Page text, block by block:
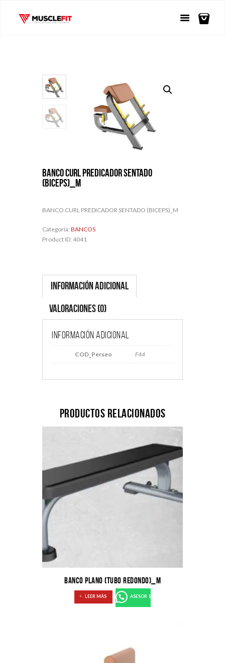
BANCO CURL PREDICADOR SENTADO
(BICEPS)_M
BANCO CURL PREDICADOR SENTADO (BICEPS)_M
Categoría: BANCOS
Product ID: 4041
Información adicional
Valoraciones (0)
Información adicional
COD_Perseo F44
Productos relacionados
BANCO PLANO (TUBO REDONDO)_M
LEER MÁS ASESOR 1